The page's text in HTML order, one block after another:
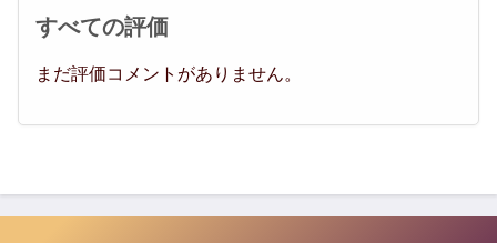
すべての評価
まだ評価コメントがありません。